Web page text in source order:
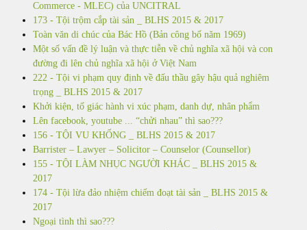
Commerce - MLEC) của UNCITRAL
173 - Tội trộm cắp tài sản _ BLHS 2015 & 2017
Toàn văn di chúc của Bác Hồ (Bản công bố năm 1969)
Một số vấn đề lý luận và thực tiễn về chủ nghĩa xã hội và con
đường đi lên chủ nghĩa xã hội ở Việt Nam
222 - Tội vi phạm quy định về đấu thầu gây hậu quả nghiêm
trọng _ BLHS 2015 & 2017
Khởi kiện, tố giác hành vi xúc phạm, danh dự, nhân phẩm
Lên facebook, youtube ... “chửi nhau” thì sao???
156 - TỘI VU KHỐNG _ BLHS 2015 & 2017
Barrister – Lawyer – Solicitor – Counselor (Counsellor)
155 - TỘI LÀM NHỤC NGƯỜI KHÁC _ BLHS 2015 &
2017
174 - Tội lừa đảo nhiệm chiếm đoạt tài sản _ BLHS 2015 &
2017
Ngoại tình thì sao???